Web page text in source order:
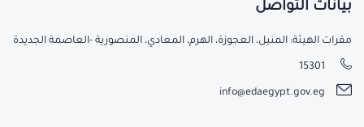
بيانات التواصل
مقرات الهيئة: المنيل، العجوزة، الهرم، المعادي، المنصورية -العاصمة الجديدة
15301
info@edaegypt.gov.eg